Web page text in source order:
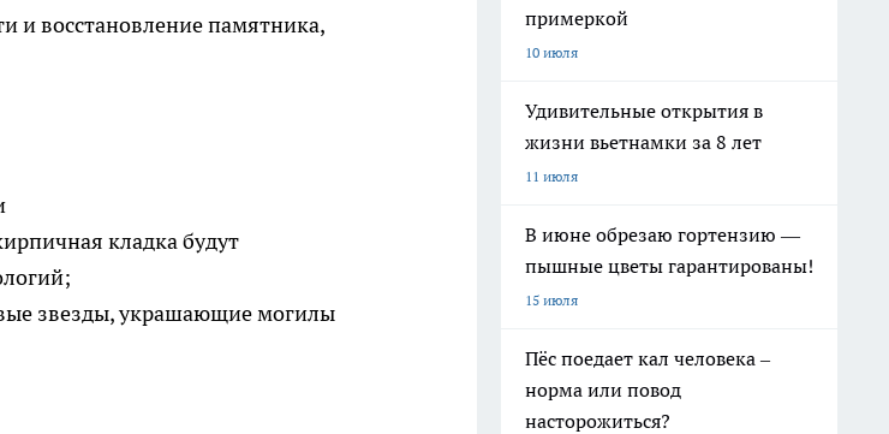
и восстановление памятника,
кладка будут
звезды, украшающие могилы
примеркой
10 июля
Удивительные открытия в
жизни вьетнамки за 8 лет
11 июля
В июне обрезаю гортензию —
пышные цветы гарантированы!
15 июля
Пёс поедает кал человека –
норма или повод
насторожиться?